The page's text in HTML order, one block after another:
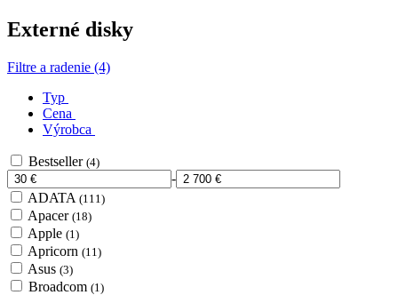
Externé disky
Filtre a radenie (4)
Typ
Cena
Výrobca
Bestseller (4)
-
ADATA (111)
Apacer (18)
Apple (1)
Apricorn (11)
Asus (3)
Broadcom (1)